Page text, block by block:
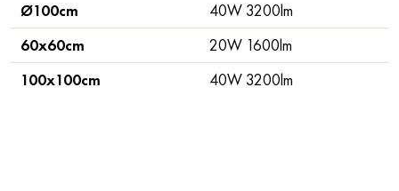
Ø100cm
40W 3200lm
60x60cm
20W 1600lm
100x100cm
40W 3200lm